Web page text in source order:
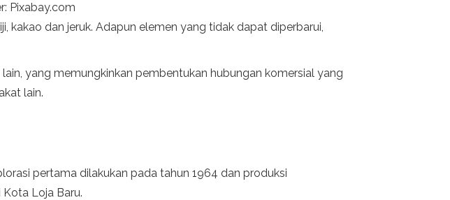
Pixabay.com
kakao dan jeruk. Adapun elemen yang tidak dapat diperbarui,
yang memungkinkan pembentukan hubungan komersial yang
lain.
pertama dilakukan pada tahun 1964 dan produksi
Loja Baru.